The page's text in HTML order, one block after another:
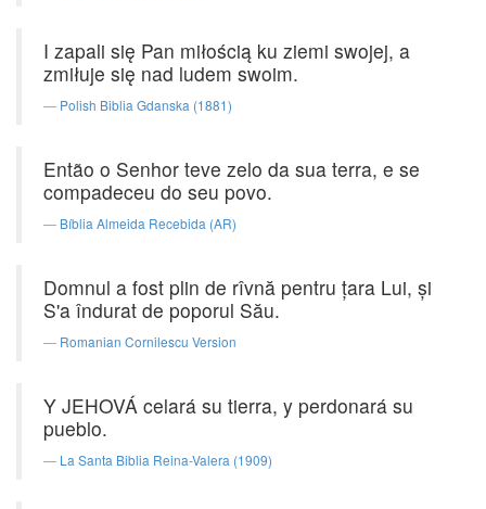
I zapali się Pan miłością ku ziemi swojej, a
zmiłuje się nad ludem swoim.
Polish Biblia Gdanska (1881)
Então o Senhor teve zelo da sua terra, e se
compadeceu do seu povo.
Bíblia Almeida Recebida (AR)
Domnul a fost plin de rîvnă pentru ţara Lui, şi
S'a îndurat de poporul Său.
Romanian Cornilescu Version
Y JEHOVÁ celará su tierra, y perdonará su
pueblo.
La Santa Biblia Reina-Valera (1909)